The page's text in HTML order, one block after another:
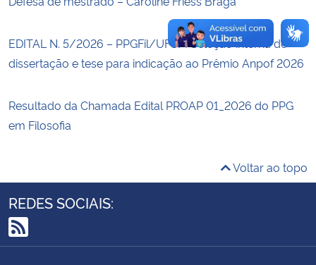
Advocacia-Geral da União
Banco Central do Brasil
EDITAL N. 5/2026 – PPGFil/UFSM Seleção interna de
dissertação e tese para indicação ao Prêmio Anpof 2026
Resultado da Chamada Edital PROAP 01_2026 do PPG
em Filosofia
Voltar ao topo
REDES SOCIAIS:
RSS